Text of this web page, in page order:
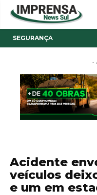
SEGURANÇA
-
Acidente
veículos
e um em